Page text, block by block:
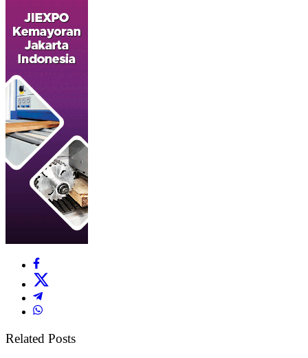
Related Posts